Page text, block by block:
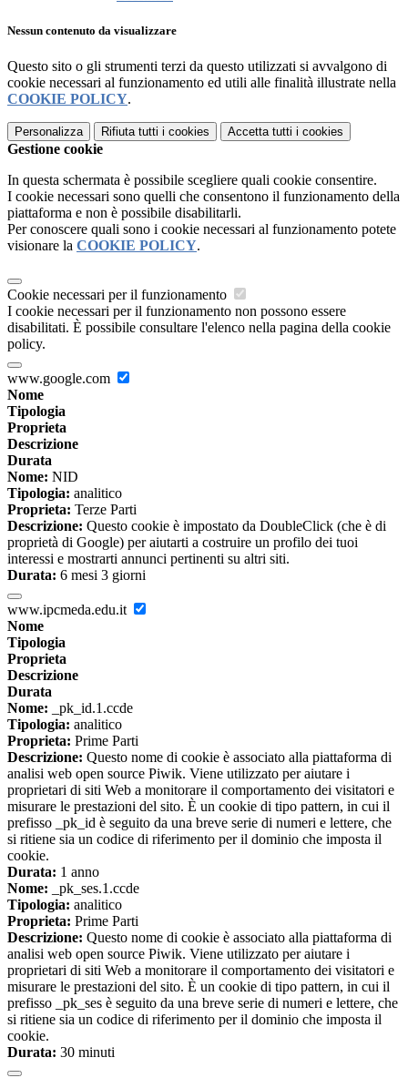
Nessun contenuto da visualizzare
Questo sito o gli strumenti terzi da questo utilizzati si avvalgono di
cookie necessari al funzionamento ed utili alle finalità illustrate nella
COOKIE POLICY.
Personalizza Rifiuta tutti i cookies Accetta tutti i cookies
Gestione cookie
In questa schermata è possibile scegliere quali cookie consentire.
I cookie necessari sono quelli che consentono il funzionamento della
piattaforma e non è possibile disabilitarli.
Per conoscere quali sono i cookie necessari al funzionamento potete
visionare la COOKIE POLICY.
Cookie necessari per il funzionamento
I cookie necessari per il funzionamento non possono essere
disabilitati. È possibile consultare l'elenco nella pagina della cookie
policy.
www.google.com
Nome
Tipologia
Proprieta
Descrizione
Durata
Nome: NID
Tipologia: analitico
Proprieta: Terze Parti
Descrizione: Questo cookie è impostato da DoubleClick (che è di
proprietà di Google) per aiutarti a costruire un profilo dei tuoi
interessi e mostrarti annunci pertinenti su altri siti.
Durata: 6 mesi 3 giorni
www.ipcmeda.edu.it
Nome
Tipologia
Proprieta
Descrizione
Durata
Nome: _pk_id.1.ccde
Tipologia: analitico
Proprieta: Prime Parti
Descrizione: Questo nome di cookie è associato alla piattaforma di
analisi web open source Piwik. Viene utilizzato per aiutare i
proprietari di siti Web a monitorare il comportamento dei visitatori e
misurare le prestazioni del sito. È un cookie di tipo pattern, in cui il
prefisso _pk_id è seguito da una breve serie di numeri e lettere, che
si ritiene sia un codice di riferimento per il dominio che imposta il
cookie.
Durata: 1 anno
Nome: _pk_ses.1.ccde
Tipologia: analitico
Proprieta: Prime Parti
Descrizione: Questo nome di cookie è associato alla piattaforma di
analisi web open source Piwik. Viene utilizzato per aiutare i
proprietari di siti Web a monitorare il comportamento dei visitatori e
misurare le prestazioni del sito. È un cookie di tipo pattern, in cui il
prefisso _pk_ses è seguito da una breve serie di numeri e lettere, che
si ritiene sia un codice di riferimento per il dominio che imposta il
cookie.
Durata: 30 minuti